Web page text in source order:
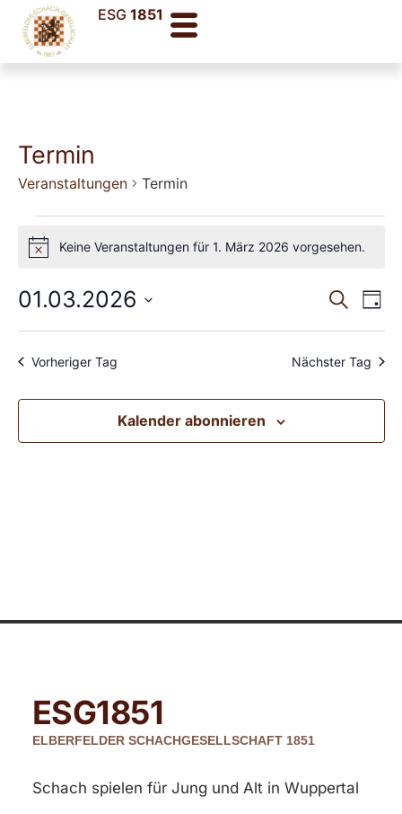
ESG1851
Termin
Veranstaltungen Termin
HinweisKeine Veranstaltungen für 1. März 2026 vorgesehen.
und
Suche
Tag
01.03.2026
wählen.
Vorheriger Tag Nächster Tag
Kalender abonnieren
ESG1851
ELBERFELDER SCHACHGESELLSCHAFT 1851
Schach spielen für Jung und Alt in Wuppertal